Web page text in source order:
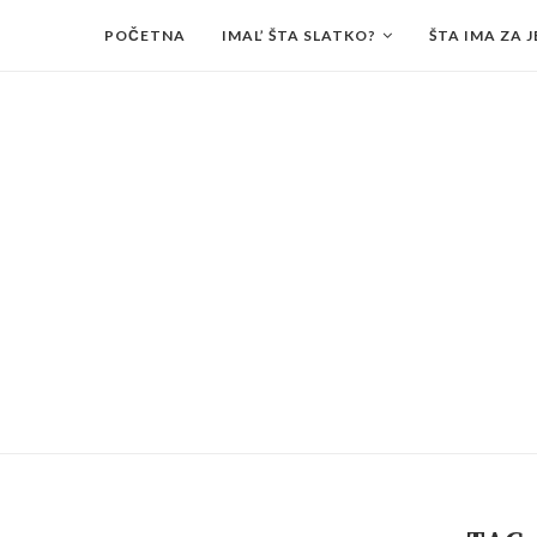
POČETNA IMAL’ ŠTA SLATKO? ŠTA IMA ZA